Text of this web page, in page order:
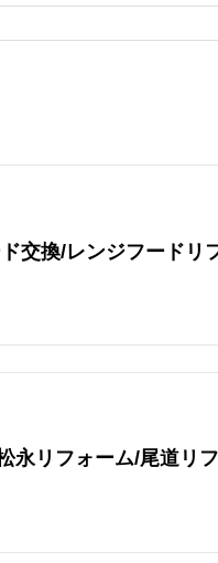
交換/レンジフードリ
永リフォーム/尾道リ